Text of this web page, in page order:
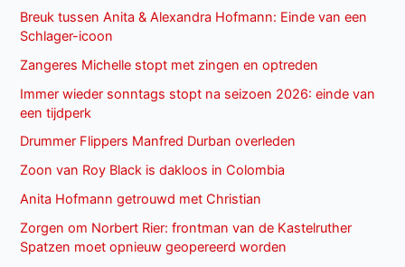
Breuk tussen Anita & Alexandra Hofmann: Einde van een
Schlager-icoon
Zangeres Michelle stopt met zingen en optreden
Immer wieder sonntags stopt na seizoen 2026: einde van
een tijdperk
Drummer Flippers Manfred Durban overleden
Zoon van Roy Black is dakloos in Colombia
Anita Hofmann getrouwd met Christian
Zorgen om Norbert Rier: frontman van de Kastelruther
Spatzen moet opnieuw geopereerd worden